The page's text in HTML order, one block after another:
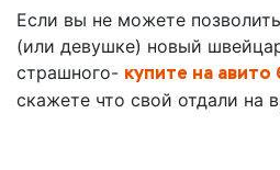
Если вы не можете
(или девушке) новый
страшного- купите на
скажете что свой отдали на